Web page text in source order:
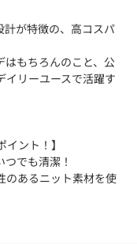
計が特徴の、高コスパ
はもちろんのこと、公
イリーユースで活躍す
ント！】
でも清潔！
あるニット素材を使
つま先への負担や圧